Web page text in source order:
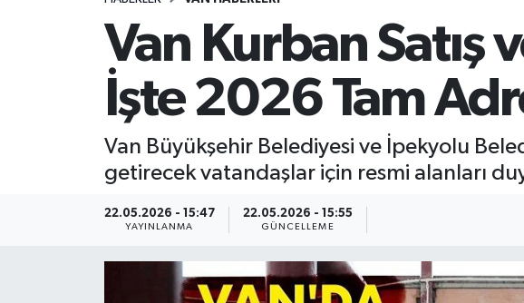
Van Kurban Satış
İşte 2026 Tam
Van Büyükşehir Belediyesi ve İpekyolu
getirecek vatandaşlar için resmi alanları
22.05.2026 - 15:47
YAYINLANMA
22.05.2026 - 15:55
GÜNCELLEME
İş İlanları
Van Rehberi
Etkinlikler
Hakkımda
İpekyolu Trafik Yoğunluk Haritası
Süper Lig Puan Durumu ve Fikstür
Tüm Manşetler
Son Dakika Haberleri
Haber Arşivi